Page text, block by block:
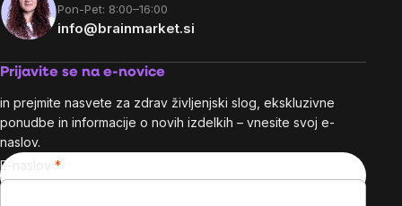
Pon-Pet: 8:00–16:00
info@brainmarket.si
Prijavite se na e-novice
in prejmite nasvete za zdrav življenjski slog, ekskluzivne
ponudbe in informacije o novih izdelkih – vnesite svoj e-
naslov.
E-naslov